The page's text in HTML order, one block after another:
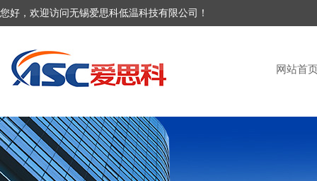
您好，欢迎访问无锡爱思科低温科技有限公司！
网站首